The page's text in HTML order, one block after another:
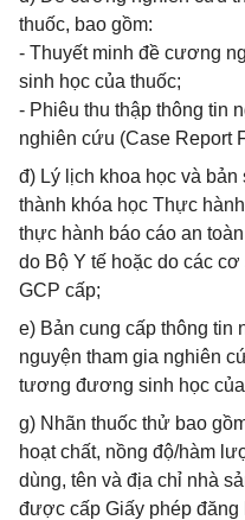
thuốc, bao gồm:
- Thuyết minh đề cương
sinh học của thuốc;
- Phiêu thu thập thông tin
nghiên cứu (Case Report
đ) Lý lịch khoa học và
thành khóa học Thực
thực hành báo cáo an
do Bộ Y tế hoặc do các
GCP cấp;
e) Bản cung cấp thông tin
nguyện tham gia nghiên
tương đương sinh học
g) Nhãn thuốc thử bao
hoạt chất, nồng độ/hàm
dùng, tên và địa chỉ nhà
được cấp Giấy phép